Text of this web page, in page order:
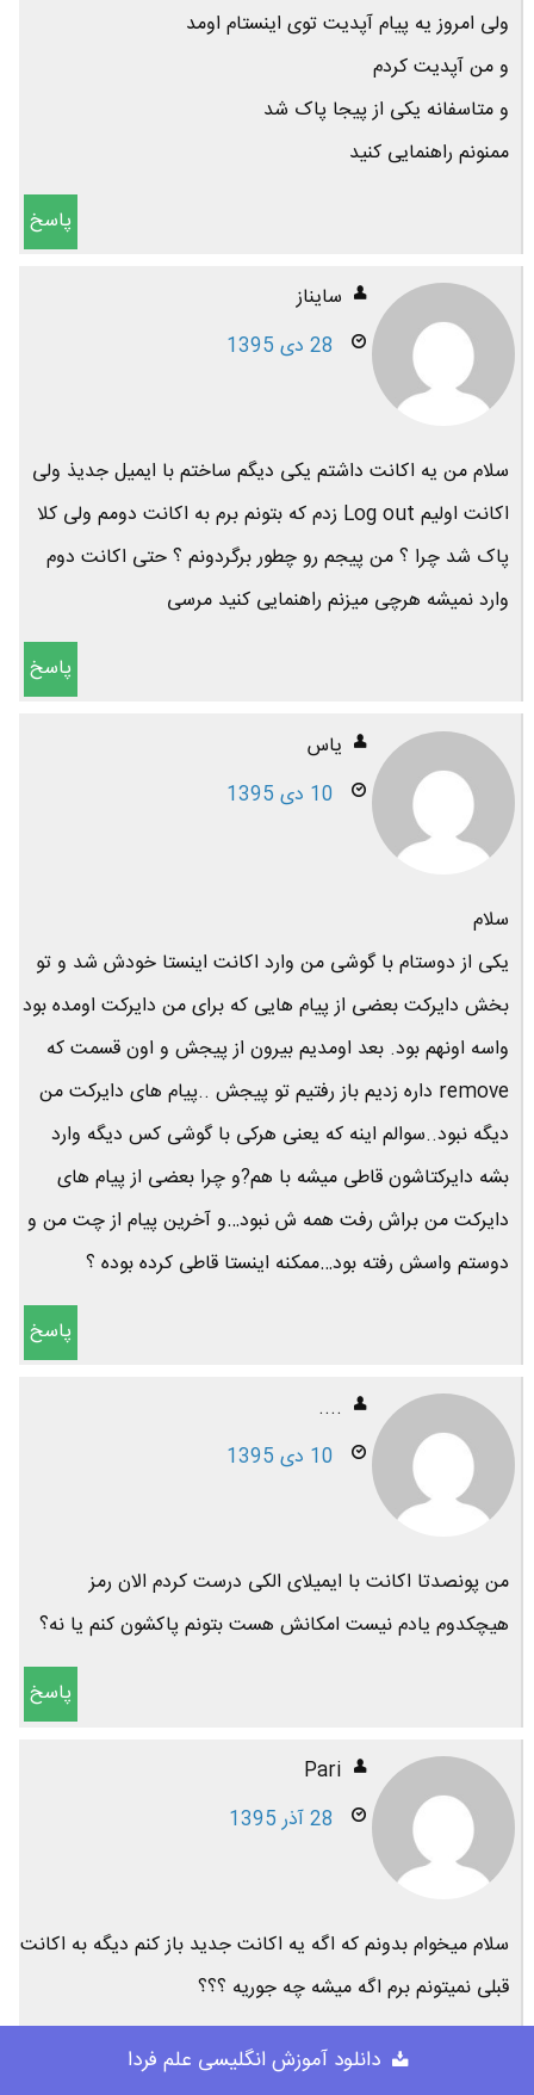
ولی امروز یه پیام آپدیت توی اینستام اومد
و من آپدیت کردم
و متاسفانه یکی از پیجا پاک شد
ممنونم راهنمایی کنید
پاسخ
سایناز
28 دی 1395
سلام من یه اکانت داشتم یکی دیگم ساختم با ایمیل جدیذ ولی
اکانت اولیم Log out زدم که بتونم برم به اکانت دومم ولی کلا
پاک شد چرا ؟ من پیجم رو چطور برگردونم ؟ حتی اکانت دوم
وارد نمیشه هرچی میزنم راهنمایی کنید مرسی
پاسخ
یاس
10 دی 1395
سلام
یکی از دوستام با گوشی من وارد اکانت اینستا خودش شد و تو
بخش دایرکت بعضی از پیام هایی که برای من دایرکت اومده بود
واسه اونهم بود. بعد اومدیم بیرون از پیجش و اون قسمت که
remove داره زدیم باز رفتیم تو پیجش ..پیام های دایرکت من
دیگه نبود..سوالم اینه که یعنی هرکی با گوشی کس دیگه وارد
بشه دایرکتاشون قاطی میشه با هم?و چرا بعضی از پیام های
دایرکت من براش رفت همه ش نبود…و آخرین پیام از چت من و
دوستم واسش رفته بود…ممکنه اینستا قاطی کرده بوده ؟
پاسخ
....
10 دی 1395
من پونصدتا اکانت با ایمیلای الکی درست کردم الان رمز
هیچکدوم یادم نیست امکانش هست بتونم پاکشون کنم یا نه؟
پاسخ
Pari
28 آذر 1395
سلام میخوام بدونم که اگه یه اکانت جدید باز کنم دیگه به اکانت
قبلی نمیتونم برم اگه میشه چه جوریه ؟؟؟
دانلود آموزش انگلیسی علم فردا